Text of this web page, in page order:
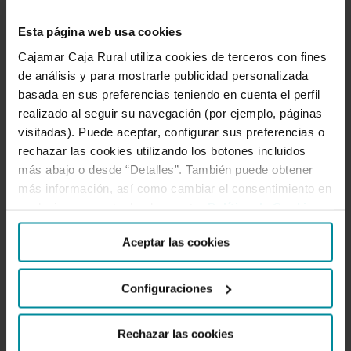
Esta página web usa cookies
Cajamar Caja Rural utiliza cookies de terceros con fines
de análisis y para mostrarle publicidad personalizada
basada en sus preferencias teniendo en cuenta el perfil
realizado al seguir su navegación (por ejemplo, páginas
visitadas). Puede aceptar, configurar sus preferencias o
rechazar las cookies utilizando los botones incluidos
más abajo o desde “Detalles”. También puede obtener
más información, así como cambiar el consentimiento en
Aceptar las cookies
Configuraciones
Rechazar las cookies
plataformas
y
descripción
Las videoconferencias:
las mejores plataformas
y su descripción
este año en unas herramientas
fundamentales para superar la falta de
acusamos por la pandemia de
Tanto para los negocios, como para la